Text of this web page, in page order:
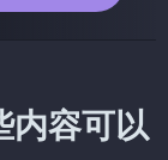
内容可以